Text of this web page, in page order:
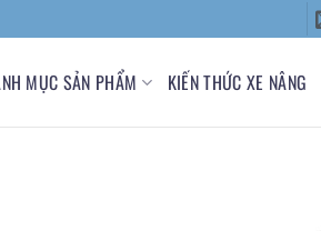
MỤC SẢN PHẨM KIẾN THỨC XE NÂNG